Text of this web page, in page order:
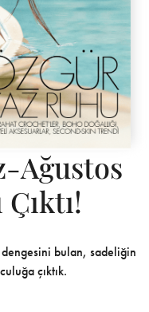
Ağustos
Çıktı!
dengesini bulan, sadeliğin
çıktık.